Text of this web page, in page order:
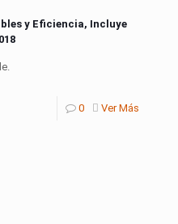
y Eficiencia, Incluye
0 Ver Más